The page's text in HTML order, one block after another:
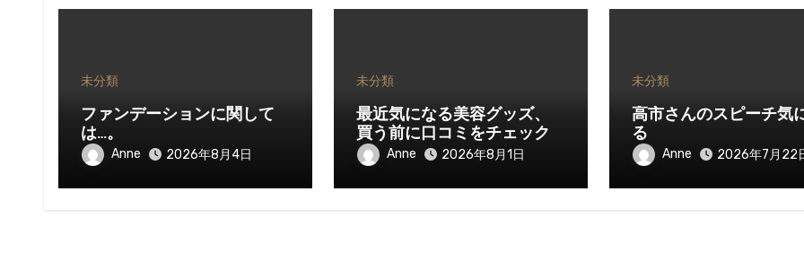
未分類
ファンデーションに関して
は…。
Anne 2026年8月4日
未分類
最近気になる美容グッズ、
買う前に口コミをチェック
Anne 2026年8月1日
未分類
高市さんのスピーチ気
る
Anne 2026年7月22